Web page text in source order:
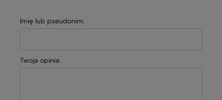
Imię lub pseudonim:
Twoja opinia: